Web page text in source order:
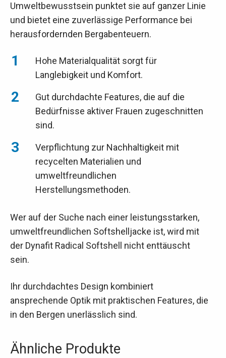
Umweltbewusstsein punktet sie auf ganzer Linie
und bietet eine zuverlässige Performance bei
herausfordernden Bergabenteuern.
Hohe Materialqualität sorgt für
Langlebigkeit und Komfort.
Gut durchdachte Features, die auf die
Bedürfnisse aktiver Frauen zugeschnitten
sind.
Verpflichtung zur Nachhaltigkeit mit
recycelten Materialien und
umweltfreundlichen
Herstellungsmethoden.
Wer auf der Suche nach einer leistungsstarken,
umweltfreundlichen Softshelljacke ist, wird mit
der Dynafit Radical Softshell nicht enttäuscht
sein.
Ihr durchdachtes Design kombiniert
ansprechende Optik mit praktischen Features, die
in den Bergen unerlässlich sind.
Ähnliche Produkte